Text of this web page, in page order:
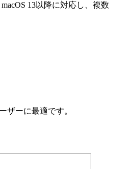
13以降に対応し、複数
ザーに最適です。